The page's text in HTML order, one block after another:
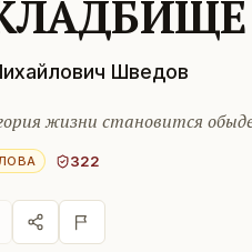
Шведов
жизни становится
322